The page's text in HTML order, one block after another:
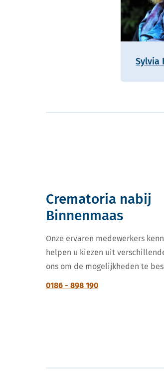
Sylvia
Crematoria nabij
Binnenmaas
Onze ervaren medewerkers
helpen u kiezen uit
ons om de mogelijkheden te
0186 - 898 190